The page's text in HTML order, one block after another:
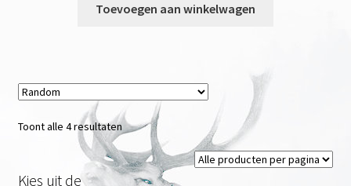
Toevoegen aan winkelwagen
Toont alle 4 resultaten
Kies uit de